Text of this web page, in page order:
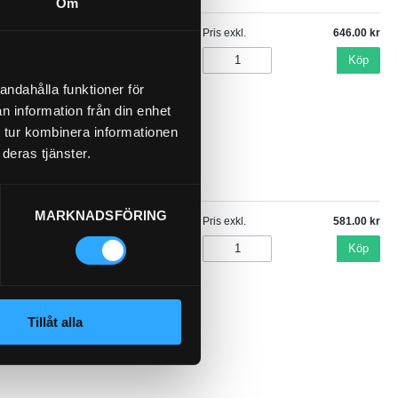
funktioner för
information från din enhet
kombinera informationen
tjänster.
MARKNADSFÖRING
Tillåt alla
Pris exkl. 646.00
Köp
Pris exkl. 581.00
Köp